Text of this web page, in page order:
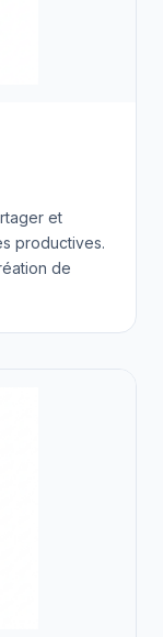
et
productives.
de